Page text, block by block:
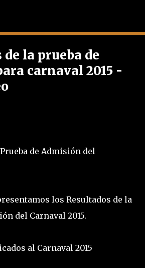
de la prueba de
carnaval 2015 -
de Admisión del
los Resultados de la
del Carnaval 2015.
al Carnaval 2015